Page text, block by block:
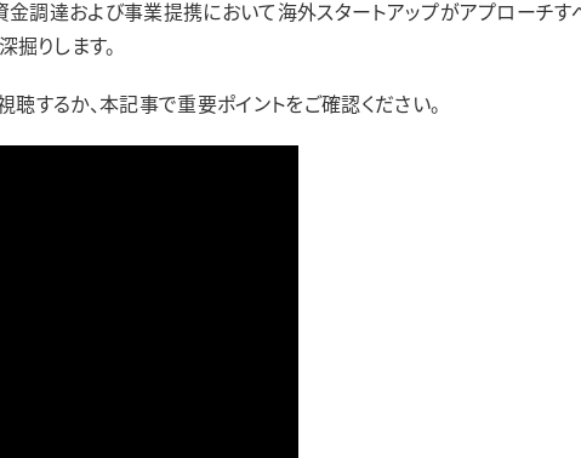
資金調達および事業提携において海外スタートアップがアプロー
掘りします。
するか、本記事で重要ポイントをご確認ください。